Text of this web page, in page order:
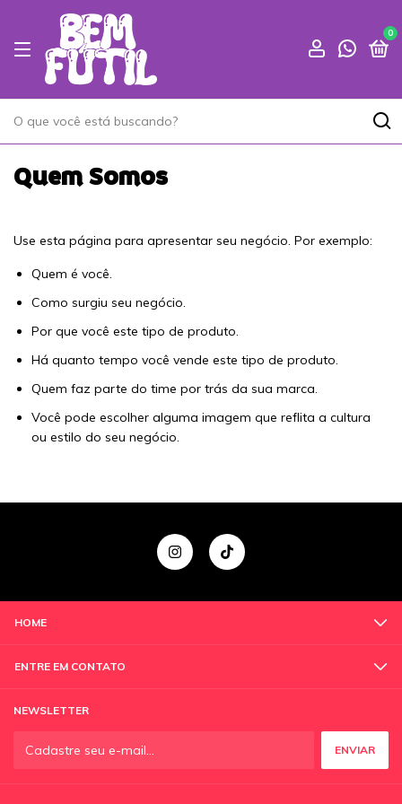
0
Quem Somos
Use esta página para apresentar seu negócio. Por exemplo:
Quem é você.
Como surgiu seu negócio.
Por que você este tipo de produto.
Há quanto tempo você vende este tipo de produto.
Quem faz parte do time por trás da sua marca.
Você pode escolher alguma imagem que reflita a cultura
ou estilo do seu negócio.
HOME
ENTRE EM CONTATO
NEWSLETTER